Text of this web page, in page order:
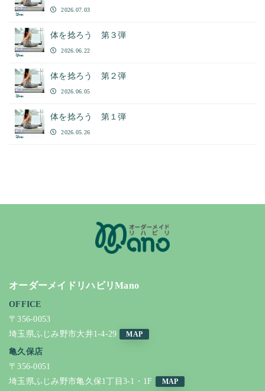
2026.07.03
体を捻ろう 第３弾
2026.06.22
体を捻ろう 第２弾
2026.06.05
体を捻ろう 第１弾
2026.05.26
オーダーメイドリハビリMano
OFFICE
〒356-0053
埼玉県ふじみ野市大井1-4-29
MAP
亀久保店
〒356-0051
埼玉県ふじみ野市亀久保1丁目3-1・1F
MAP